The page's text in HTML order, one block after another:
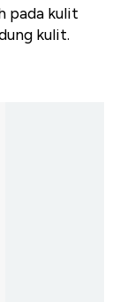
pada kulit
kulit.